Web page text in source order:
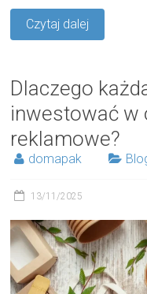
Czytaj dalej
Dlaczego
inwestować w
reklamowe?
domapak
13/11/2025